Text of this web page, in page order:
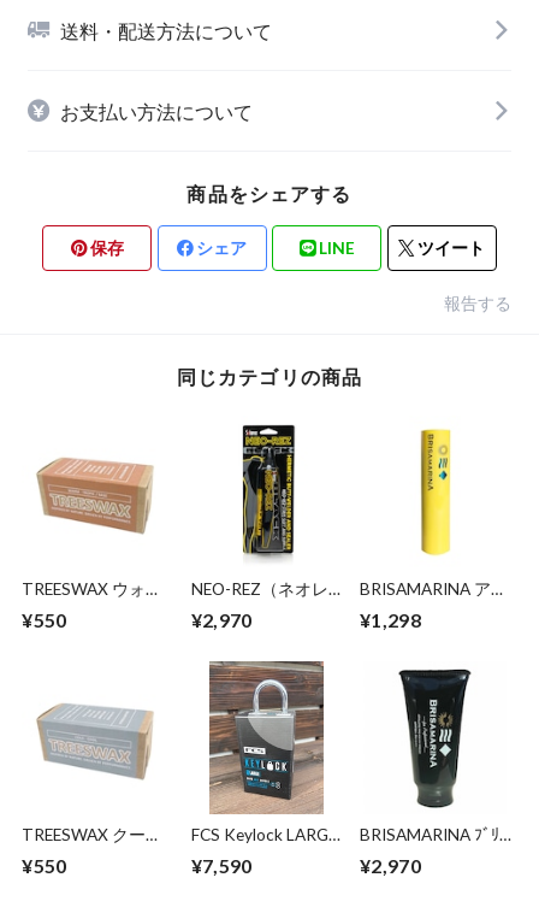
送料・配送方法について
お支払い方法について
商品をシェアする
保存 シェア LINE ツイート
報告する
同じカテゴリの商品
TREESWAX ウォー
¥550
NEO-REZ（ネオレ
ア）ウェットスーツ
¥2,970
BRISAMARINA アス
プ
¥1,298
TREESWAX クール
コート用 85g
¥550
FCS Keylock LARGE
¥7,590
BRISAMARINA ﾌﾞﾘｻ
UVｸﾘｰﾑ 70g (WHT)
¥2,970